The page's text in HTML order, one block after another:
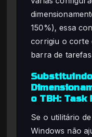
150%), essa
corrigiu o corte
barra de
o TBH: Task
Se o utilitário
Windows não